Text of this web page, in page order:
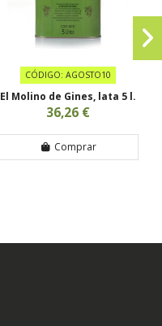
CÓDIGO: AGOSTO10
El Molino de Gines, lata 5 l.
36,26 €
Comprar